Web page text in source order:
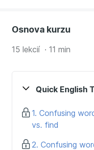
Osnova kurzu
15 lekcií · 11 min
Quick English
1. Confusing
vs. find
2. Confusing